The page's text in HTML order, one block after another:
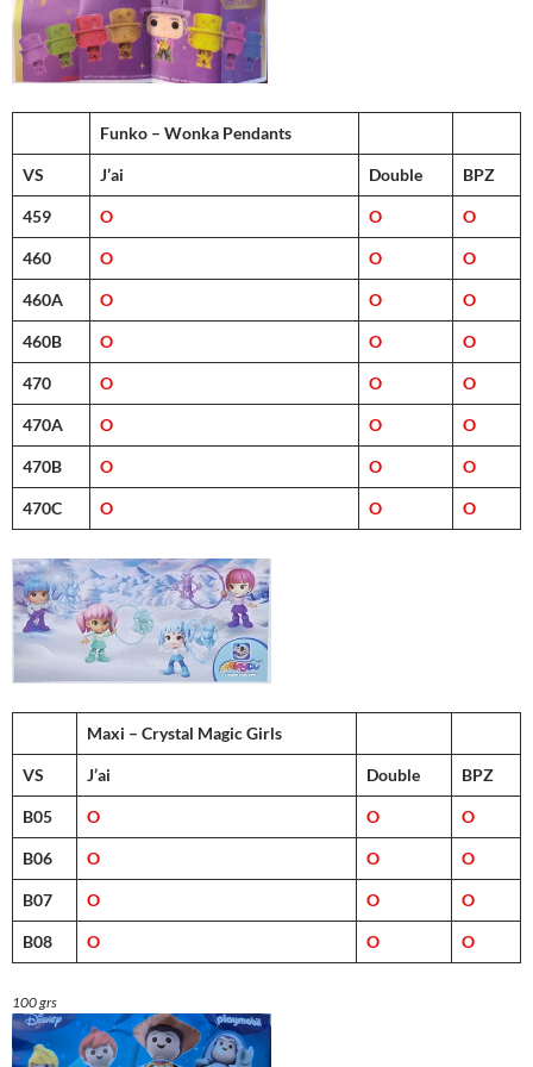
Funko – Wonka Pendants
VS J’ai Double BPZ
459 O O O
460 O O O
460A O O O
460B O O O
470 O O O
470A O O O
470B O O O
470C O O O
Maxi – Crystal Magic Girls
VS J’ai Double BPZ
B05 O O O
B06 O O O
B07 O O O
B08 O O O
100 grs